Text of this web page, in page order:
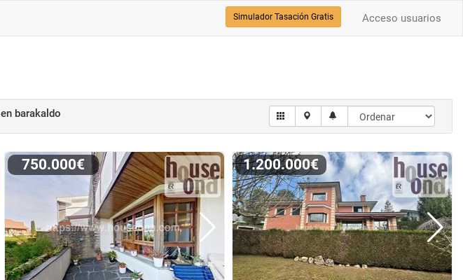
Acceso usuarios
Simulador Tasación Gratis
en barakaldo
750.000€ 1.200.000€